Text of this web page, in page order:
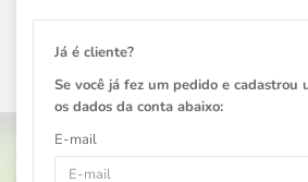
Já é cliente?
Se você já fez um pedido e cadastrou
os dados da conta abaixo:
E-mail